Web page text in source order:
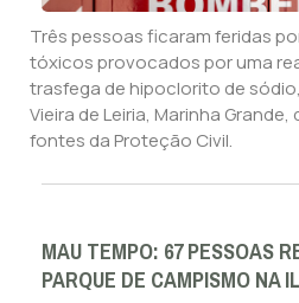
Três pessoas ficaram feridas
tóxicos provocados por uma
trasfega de hipoclorito de
Vieira de Leiria, Marinha
fontes da Proteção Civil.
MAU TEMPO: 67 PESSOAS
PARQUE DE CAMPISMO NA